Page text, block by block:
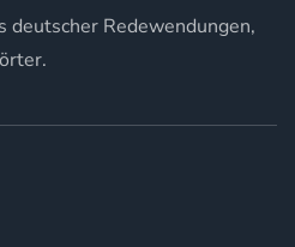
deutscher Redewendungen,